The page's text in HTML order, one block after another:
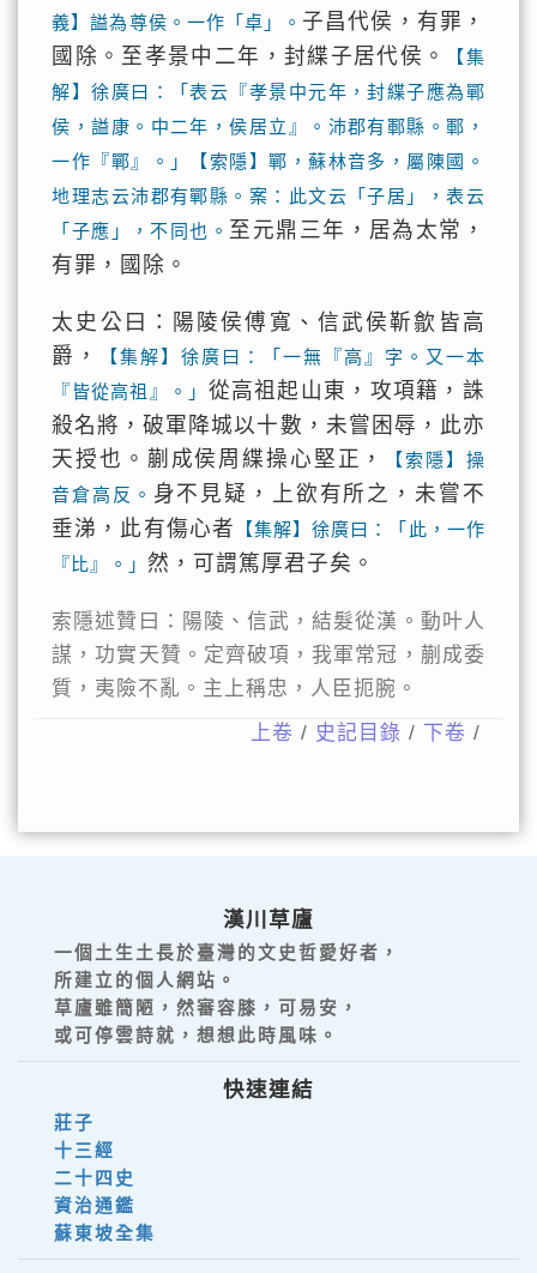
義】謚為尊侯。一作「卓」。 子昌代侯，有罪，
國除。至孝景中二年，封緤子居代侯。
【集
解】徐廣曰：「表云『孝景中元年，封緤子應為鄲
侯，謚康。中二年，侯居立』。沛郡有鄆縣。鄆，
一作『鄲』。」【索隱】鄲，蘇林音多，屬陳國。
地理志云沛郡有鄲縣。案：此文云「子居」，表云
「子應」，不同也。 至元鼎三年，居為太常，
有罪，國除。
太史公曰：陽陵侯傅寬、信武侯靳歙皆高
爵，
【集解】徐廣曰：「一無『高』字。又一本
『皆從高祖』。」 從高祖起山東，攻項籍，誅
殺名將，破軍降城以十數，未嘗困辱，此亦
天授也。蒯成侯周緤操心堅正，
【索隱】操
音倉高反。 身不見疑，上欲有所之，未嘗不
垂涕，此有傷心者
【集解】徐廣曰：「此，一作
『比』。」 然，可謂篤厚君子矣。
索隱述贊曰：陽陵、信武，結髮從漢。動叶人
謀，功實天贊。定齊破項，我軍常冠，蒯成委
質，夷險不亂。主上稱忠，人臣扼腕。
上卷 / 史記目錄 / 下卷 /
漢川草廬
一個土生土長於臺灣的文史哲愛好者，
所建立的個人網站。
草廬雖簡陋，然審容膝，可易安，
或可停雲詩就，想想此時風味。
快速連結
莊子
十三經
二十四史
資治通鑑
蘇東坡全集